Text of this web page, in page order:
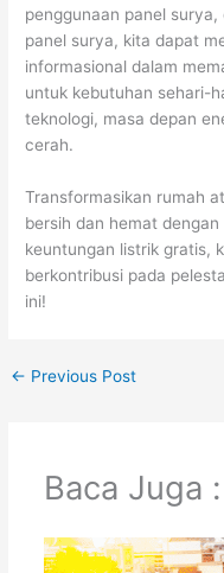
penggunaan panel
panel surya, kita dapat
informasional dalam
untuk kebutuhan sehari-
teknologi, masa depan
cerah.
Transformasikan rumah
bersih dan hemat
keuntungan listrik gratis,
berkontribusi pada
ini!
← Previous Post
Baca Juga :